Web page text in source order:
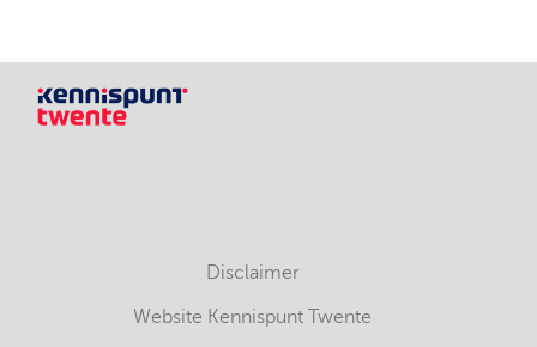
Disclaimer
Website Kennispunt Twente